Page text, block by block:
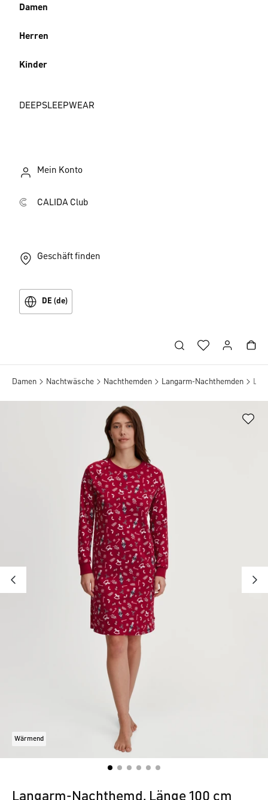
Damen
Herren
Kinder
DEEPSLEEPWEAR
Mein Konto
CALIDA Club
Geschäft finden
DE (de)
Damen Nachtwäsche Nachthemden Langarm-Nachthemden
Wärmend
Langarm-Nachthemd, Länge 100 cm